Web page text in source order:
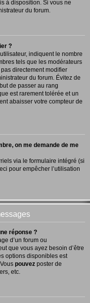
à disposition. Si vous ne
du forum.
?
indiquent le nombre
tels que les modérateurs
directement modifier
du forum. Évitez de
de passer au rang
est rarement tolérée et un
abaisser votre compteur de
on me demande de me
via le formulaire intégré (si
pour empêcher l’utilisation
réponse ?
d’un forum ou
que vous ayez besoin d’être
options disponibles est
pouvez poster de
etc.